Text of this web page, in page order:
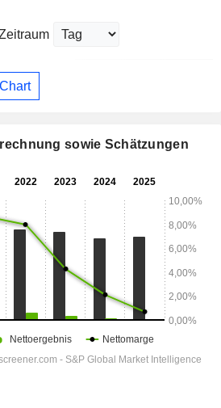
sowie Schätzungen